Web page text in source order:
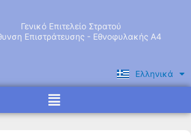
Γενικό Επιτελείο Στρατού
Επιστράτευσης - Εθνοφυλακής Α4
Ελληνικά
English
Menu